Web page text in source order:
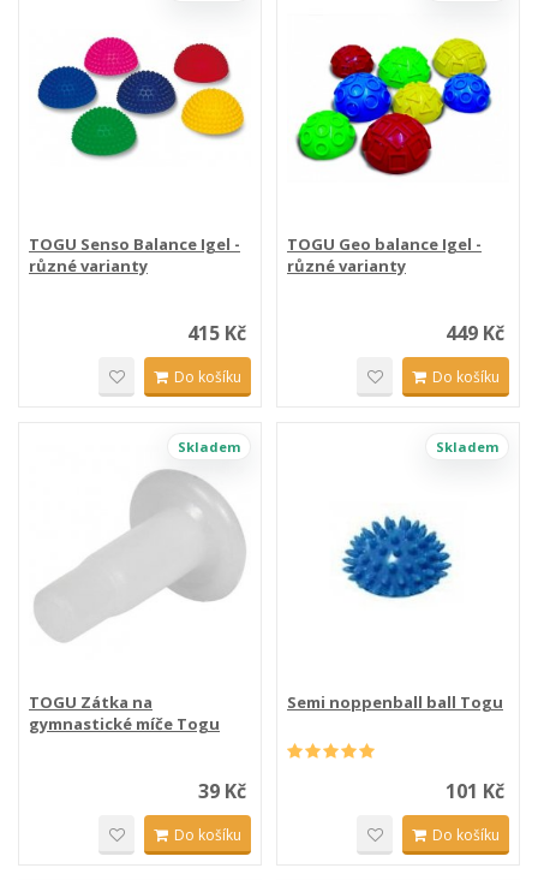
TOGU Senso Balance Igel -
různé varianty
415 Kč
Do košíku
TOGU Geo balance Igel -
různé varianty
449 Kč
Do košíku
Skladem
TOGU Zátka na
gymnastické míče Togu
39 Kč
Do košíku
Skladem
Semi noppenball ball Togu
101 Kč
Do košíku